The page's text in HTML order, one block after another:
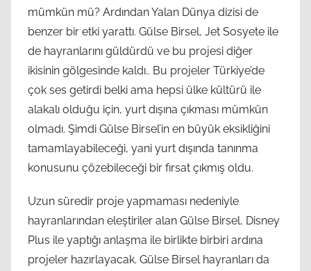
mümkün mü? Ardından Yalan Dünya dizisi de
benzer bir etki yarattı. Gülse Birsel, Jet Sosyete ile
de hayranlarını güldürdü ve bu projesi diğer
ikisinin gölgesinde kaldı.. Bu projeler Türkiye’de
çok ses getirdi belki ama hepsi ülke kültürü ile
alakalı olduğu için, yurt dışına çıkması mümkün
olmadı. Şimdi Gülse Birsel’in en büyük eksikliğini
tamamlayabileceği, yani yurt dışında tanınma
konusunu çözebileceği bir fırsat çıkmış oldu.
Uzun süredir proje yapmaması nedeniyle
hayranlarından eleştiriler alan Gülse Birsel, Disney
Plus ile yaptığı anlaşma ile birlikte birbiri ardına
projeler hazırlayacak. Gülse Birsel hayranları da